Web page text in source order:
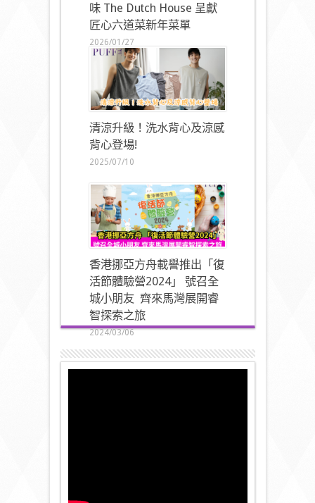
味 The Dutch House 呈獻
匠心六道菜新年菜單
2026/01/27
清涼升級！洗水背心及涼感
背心登場!
2025/07/10
香港挪亞方舟載譽推出「復
活節體驗營2024」 號召全
城小朋友 齊來馬灣展開睿
智探索之旅
2024/03/06